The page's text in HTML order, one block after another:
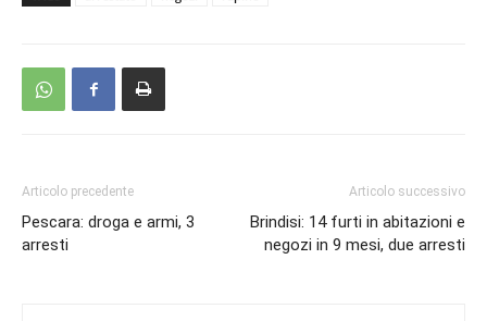
Articolo precedente
Pescara: droga e armi, 3
arresti
Articolo successivo
Brindisi: 14 furti in abitazioni e
negozi in 9 mesi, due arresti